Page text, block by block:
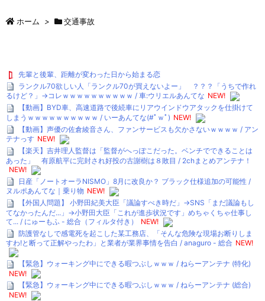
ホーム > 交通事故
先輩と後輩、距離が変わった日から始まる恋
ランクル70欲しい人「ランクル70が買えないよー」 ？？？「うちで作れ
るけど？」→コレｗｗｗｗｗｗｗｗｗｗ / 車:ウリエルあんてな NEW!
【動画】BYD車、高速道路で後続車にリアウインドウアタックを仕掛けて
しまうｗｗｗｗｗｗｗｗｗｗ / いーあんてな(#ﾟｗﾟ) NEW!
【動画】声優の佐倉綾音さん、ファンサービスも欠かさないｗｗｗｗ / アン
テナっす NEW!
【楽天】吉井理人監督は「監督がへっぽこだった。ベンチでできることは
あった」 有原航平に完封され好投の古謝樹は８敗目 / 2chまとめアンテナ！
NEW!
日産「ノートオーラNISMO」8月に改良か？ ブラック仕様追加の可能性 /
ヌルポあんてな｜乗り物 NEW!
【外国人問題】 小野田紀美大臣「議論すべき時だ」→SNS「まだ議論もし
てなかったんだ...」→小野田大臣「これが進歩状況です」めちゃくちゃ仕事し
て... / にゅーもふ - 総合（フィルタ付き）
NEW!
防護管なしで感電死を起こした某工務店、「そんな危険な現場お断りしま
すわ!と断って正解やったわ」と業者が業界事情を告白 / anaguro - 総合 NEW!
【緊急】ウォーキング中にできる暇つぶしｗｗｗ / ねらーアンテナ (特化)
NEW!
【緊急】ウォーキング中にできる暇つぶしｗｗｗ / ねらーアンテナ (総合)
NEW!